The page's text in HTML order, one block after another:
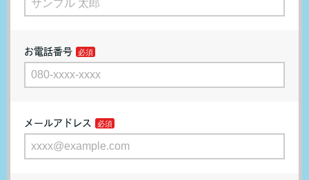
お電話番号
メールアドレス